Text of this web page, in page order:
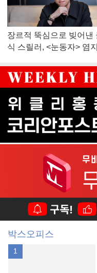
장르적 뚝심으로 빚어낸
식 스릴러, <눈동자> 염
박스오피스
1